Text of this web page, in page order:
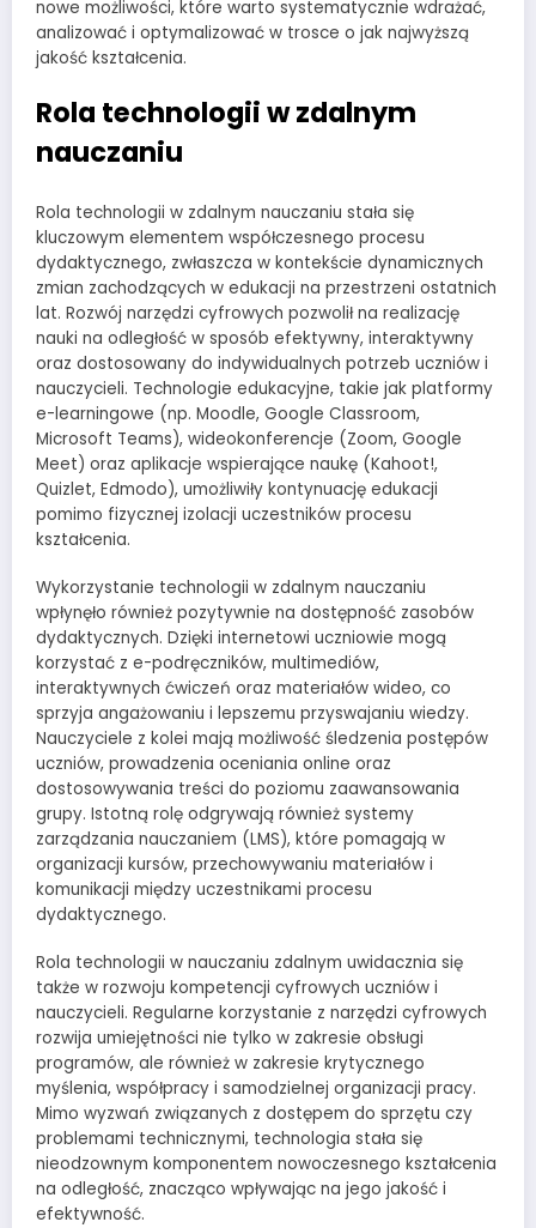
nowe możliwości, które warto systematycznie wdrażać,
analizować i optymalizować w trosce o jak najwyższą
jakość kształcenia.
Rola technologii w zdalnym
nauczaniu
Rola technologii w zdalnym nauczaniu stała się
kluczowym elementem współczesnego procesu
dydaktycznego, zwłaszcza w kontekście dynamicznych
zmian zachodzących w edukacji na przestrzeni ostatnich
lat. Rozwój narzędzi cyfrowych pozwolił na realizację
nauki na odległość w sposób efektywny, interaktywny
oraz dostosowany do indywidualnych potrzeb uczniów i
nauczycieli. Technologie edukacyjne, takie jak platformy
e-learningowe (np. Moodle, Google Classroom,
Microsoft Teams), wideokonferencje (Zoom, Google
Meet) oraz aplikacje wspierające naukę (Kahoot!,
Quizlet, Edmodo), umożliwiły kontynuację edukacji
pomimo fizycznej izolacji uczestników procesu
kształcenia.
Wykorzystanie technologii w zdalnym nauczaniu
wpłynęło również pozytywnie na dostępność zasobów
dydaktycznych. Dzięki internetowi uczniowie mogą
korzystać z e-podręczników, multimediów,
interaktywnych ćwiczeń oraz materiałów wideo, co
sprzyja angażowaniu i lepszemu przyswajaniu wiedzy.
Nauczyciele z kolei mają możliwość śledzenia postępów
uczniów, prowadzenia oceniania online oraz
dostosowywania treści do poziomu zaawansowania
grupy. Istotną rolę odgrywają również systemy
zarządzania nauczaniem (LMS), które pomagają w
organizacji kursów, przechowywaniu materiałów i
komunikacji między uczestnikami procesu
dydaktycznego.
Rola technologii w nauczaniu zdalnym uwidacznia się
także w rozwoju kompetencji cyfrowych uczniów i
nauczycieli. Regularne korzystanie z narzędzi cyfrowych
rozwija umiejętności nie tylko w zakresie obsługi
programów, ale również w zakresie krytycznego
myślenia, współpracy i samodzielnej organizacji pracy.
Mimo wyzwań związanych z dostępem do sprzętu czy
problemami technicznymi, technologia stała się
nieodzownym komponentem nowoczesnego kształcenia
na odległość, znacząco wpływając na jego jakość i
efektywność.